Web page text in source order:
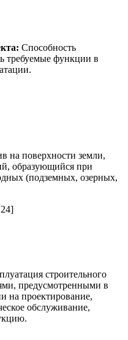
Способность
требуемые функции в
на поверхности земли,
образующийся при
(подземных, озерных,
строительного
предусмотренными в
на проектирование,
обслуживание,